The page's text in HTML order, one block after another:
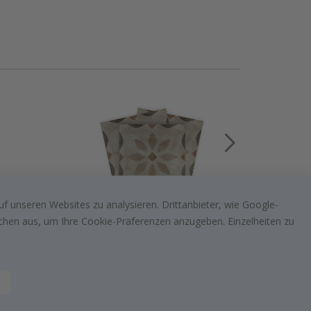
Special
Price
€20,00
unseren Websites zu analysieren. Drittanbieter, wie Google-
aus, um Ihre Cookie-Präferenzen anzugeben. Einzelheiten zu